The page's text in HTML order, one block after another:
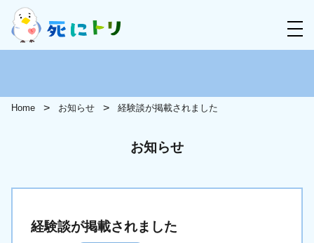
Home お知らせ 経験談が掲載されました
お知らせ
経験談が掲載されました